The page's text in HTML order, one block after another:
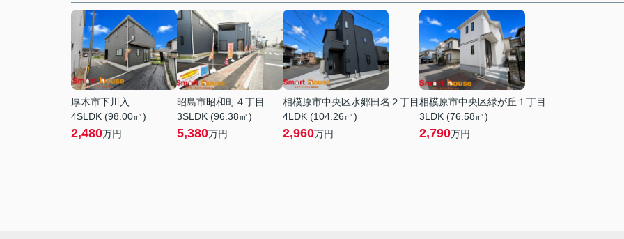
厚木市下川入
4SLDK (98.00㎡)
2,480万円
昭島市昭和町４丁目
3SLDK (96.38㎡)
5,380万円
相模原市中央区水郷田名２丁目
4LDK (104.26㎡)
2,960万円
相模原市中央区緑が丘１丁目
3LDK (76.58㎡)
2,790万円